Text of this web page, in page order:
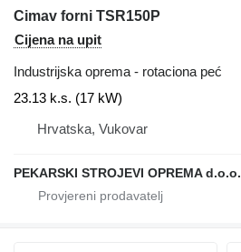
Cimav forni TSR150P
Cijena na upit
Industrijska oprema - rotaciona peć
23.13 k.s. (17 kW)
Hrvatska, Vukovar
PEKARSKI STROJEVI OPREMA d.o.o.